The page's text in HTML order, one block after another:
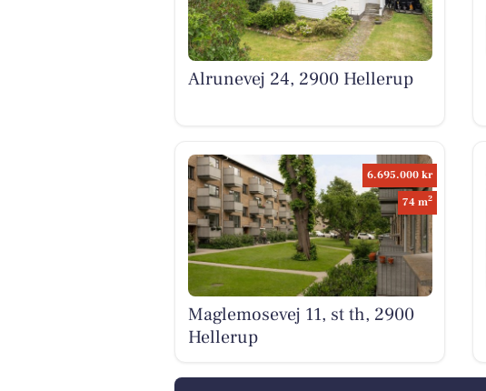
Alrunevej 24, 2900 Hellerup
6.695.000 kr
74 m2
Maglemosevej 11, st th, 2900
Hellerup